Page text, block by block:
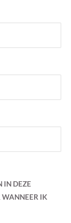
IN DEZE
WANNEER IK